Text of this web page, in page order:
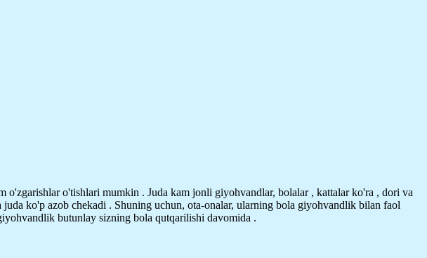
o'tishlari mumkin . Juda kam jonli giyohvandlar, bolalar , kattalar ko'ra , dori va
ko'p azob chekadi . Shuning uchun, ota-onalar, ularning bola giyohvandlik bilan faol
butunlay sizning bola qutqarilishi davomida .